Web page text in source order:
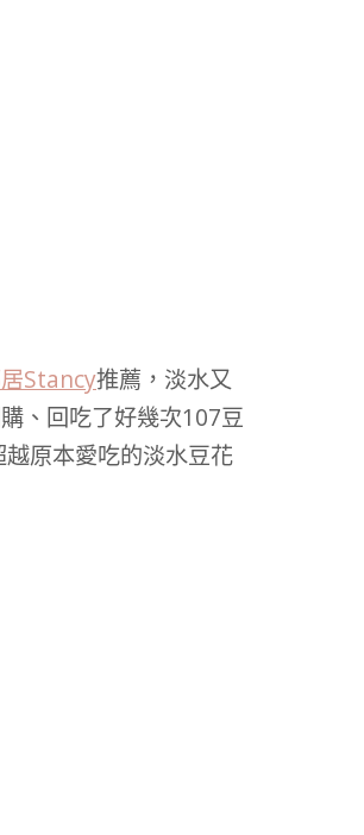
Stancy推薦，淡水又
、回吃了好幾次107豆
原本愛吃的淡水豆花